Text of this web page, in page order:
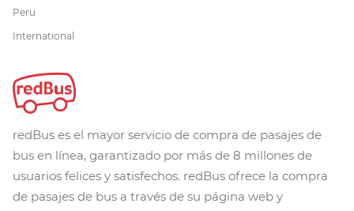
Peru
International
redBus es el mayor servicio de compra de pasajes de
bus en línea, garantizado por más de 8 millones de
usuarios felices y satisfechos. redBus ofrece la compra
de pasajes de bus a través de su página web y